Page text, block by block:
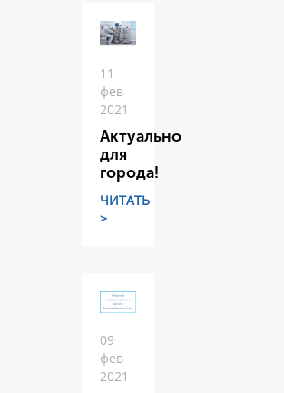
11
фев
2021
Актуально
для
города!
ЧИТАТЬ
>
09
фев
2021